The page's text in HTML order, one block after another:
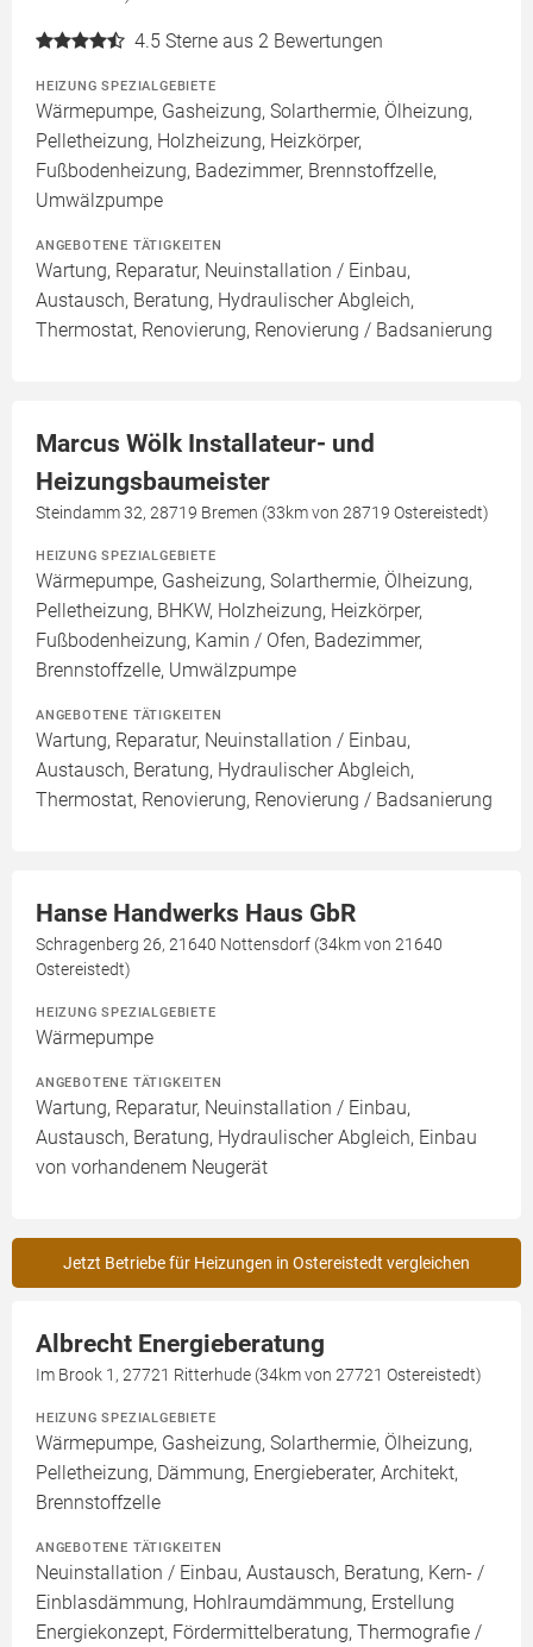
4.5 Sterne aus 2 Bewertungen
HEIZUNG SPEZIALGEBIETE
Wärmepumpe, Gasheizung, Solarthermie, Ölheizung,
Pelletheizung, Holzheizung, Heizkörper,
Fußbodenheizung, Badezimmer, Brennstoffzelle,
Umwälzpumpe
ANGEBOTENE TÄTIGKEITEN
Wartung, Reparatur, Neuinstallation / Einbau,
Austausch, Beratung, Hydraulischer Abgleich,
Thermostat, Renovierung, Renovierung / Badsanierung
Marcus Wölk Installateur- und
Heizungsbaumeister
Steindamm 32, 28719 Bremen (33km von 28719 Ostereistedt)
HEIZUNG SPEZIALGEBIETE
Wärmepumpe, Gasheizung, Solarthermie, Ölheizung,
Pelletheizung, BHKW, Holzheizung, Heizkörper,
Fußbodenheizung, Kamin / Ofen, Badezimmer,
Brennstoffzelle, Umwälzpumpe
ANGEBOTENE TÄTIGKEITEN
Wartung, Reparatur, Neuinstallation / Einbau,
Austausch, Beratung, Hydraulischer Abgleich,
Thermostat, Renovierung, Renovierung / Badsanierung
Hanse Handwerks Haus GbR
Schragenberg 26, 21640 Nottensdorf (34km von 21640
Ostereistedt)
HEIZUNG SPEZIALGEBIETE
Wärmepumpe
ANGEBOTENE TÄTIGKEITEN
Wartung, Reparatur, Neuinstallation / Einbau,
Austausch, Beratung, Hydraulischer Abgleich, Einbau
von vorhandenem Neugerät
Jetzt Betriebe für Heizungen in Ostereistedt vergleichen
Albrecht Energieberatung
Im Brook 1, 27721 Ritterhude (34km von 27721 Ostereistedt)
HEIZUNG SPEZIALGEBIETE
Wärmepumpe, Gasheizung, Solarthermie, Ölheizung,
Pelletheizung, Dämmung, Energieberater, Architekt,
Brennstoffzelle
ANGEBOTENE TÄTIGKEITEN
Neuinstallation / Einbau, Austausch, Beratung, Kern- /
Einblasdämmung, Hohlraumdämmung, Erstellung
Energiekonzept, Fördermittelberatung, Thermografie /